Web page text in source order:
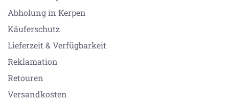
Abholung in Kerpen
Käuferschutz
Lieferzeit & Verfügbarkeit
Reklamation
Retouren
Versandkosten